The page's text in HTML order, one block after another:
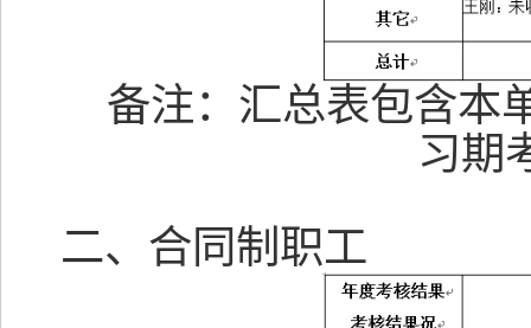
备注：汇总表包含本
习期
二、合同制职工